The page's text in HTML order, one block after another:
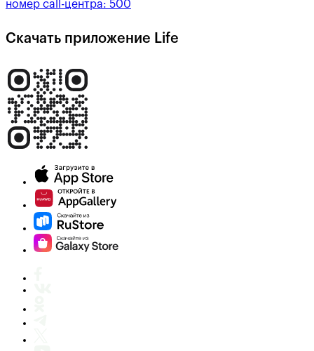
номер call-центра: 500
Скачать приложение Life